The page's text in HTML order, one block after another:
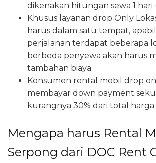
dikenakan hitungan sewa 1 hari
Khusus layanan drop Only
harus dalam satu tempat,
perjalanan terdapat beberapa
berbeda penyewa akan harus
tambahan biaya.
Konsumen rental mobil drop
membayar down payment
kurangnya 30% dari total
Mengapa harus Rental
Serpong dari DOC Rent